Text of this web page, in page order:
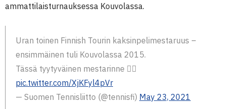
ammattilaisturnauksessa Kouvolassa.
Uran toinen Finnish Tourin kaksinpelimestaruus –
ensimmäinen tuli Kouvolassa 2015.
Tässä tyytyväinen mestarinne 👇🏼
pic.twitter.com/XjKFyl4pVr
— Suomen Tennisliitto (@tennisfi) May 23, 2021